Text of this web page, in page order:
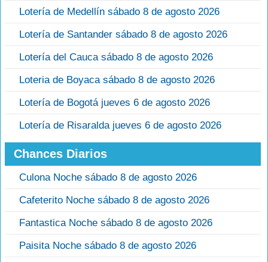
Lotería de Medellín sábado 8 de agosto 2026
Lotería de Santander sábado 8 de agosto 2026
Lotería del Cauca sábado 8 de agosto 2026
Loteria de Boyaca sábado 8 de agosto 2026
Lotería de Bogotá jueves 6 de agosto 2026
Lotería de Risaralda jueves 6 de agosto 2026
Chances Diarios
Culona Noche sábado 8 de agosto 2026
Cafeterito Noche sábado 8 de agosto 2026
Fantastica Noche sábado 8 de agosto 2026
Paisita Noche sábado 8 de agosto 2026